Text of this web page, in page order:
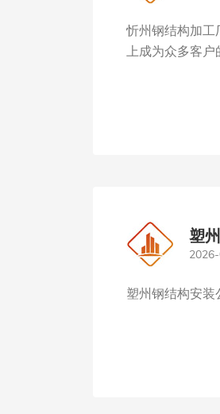
忻州钢结构加
上成为众多客户
塑
塑州钢结构安